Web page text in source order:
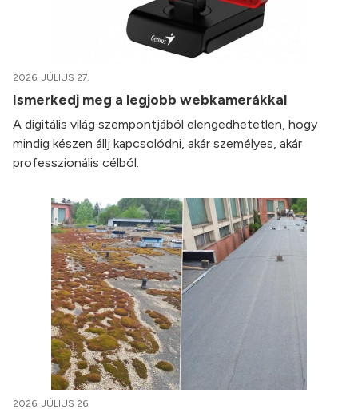
2026. JÚLIUS 27.
Ismerkedj meg a legjobb webkamerákkal
A digitális világ szempontjából elengedhetetlen, hogy
mindig készen állj kapcsolódni, akár személyes, akár
professzionális célból.
2026. JÚLIUS 26.